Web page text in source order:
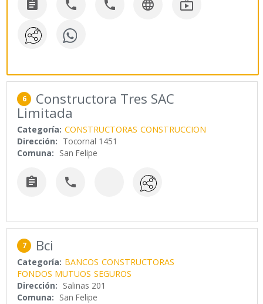
    
6 Constructora Tres SAC
Limitada
Categoría: CONSTRUCTORAS CONSTRUCCION
Dirección: Tocornal 1451
Comuna: San Felipe
 
7 Bci
Categoría: BANCOS CONSTRUCTORAS
FONDOS MUTUOS SEGUROS
Dirección: Salinas 201
Comuna: San Felipe